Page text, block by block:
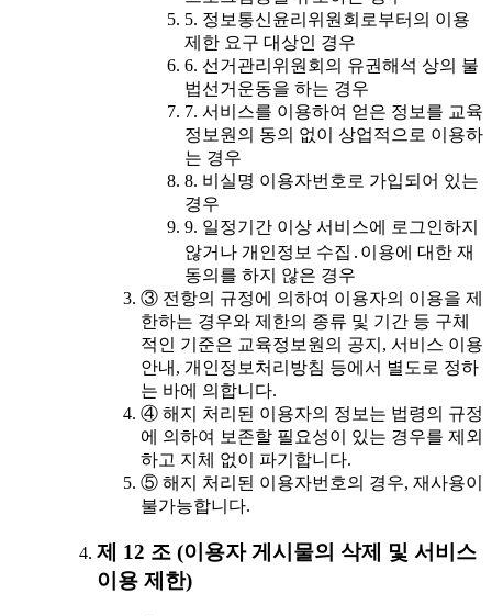
5. 정보통신윤리위원회로부터의 이용
제한 요구 대상인 경우
6. 선거관리위원회의 유권해석 상의 불
법선거운동을 하는 경우
7. 서비스를 이용하여 얻은 정보를 교육
정보원의 동의 없이 상업적으로 이용하
는 경우
8. 비실명 이용자번호로 가입되어 있는
경우
9. 일정기간 이상 서비스에 로그인하지
않거나 개인정보 수집․이용에 대한 재
동의를 하지 않은 경우
③ 전항의 규정에 의하여 이용자의 이용을 제
한하는 경우와 제한의 종류 및 기간 등 구체
적인 기준은 교육정보원의 공지, 서비스 이용
안내, 개인정보처리방침 등에서 별도로 정하
는 바에 의합니다.
④ 해지 처리된 이용자의 정보는 법령의 규정
에 의하여 보존할 필요성이 있는 경우를 제외
하고 지체 없이 파기합니다.
⑤ 해지 처리된 이용자번호의 경우, 재사용이
불가능합니다.
제 12 조 (이용자 게시물의 삭제 및 서비스
이용 제한)